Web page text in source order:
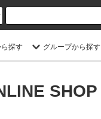
探す グループから探す
SHOP